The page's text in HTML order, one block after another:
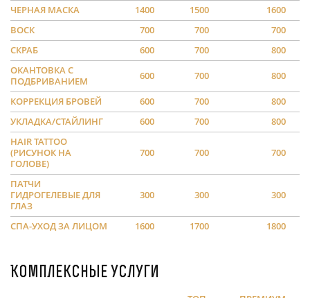
ЧЕРНАЯ МАСКА 1400 1500
1600
ВОСК
700 700
700
СКРАБ
600 700
800
ОКАНТОВКА С
ПОДБРИВАНИЕМ
600 700 800
КОРРЕКЦИЯ БРОВЕЙ 600 700
800
УКЛАДКА/СТАЙЛИНГ
600 700
800
HAIR TATTOO
(РИСУНОК НА
ГОЛОВЕ)
700 700 700
ПАТЧИ
ГИДРОГЕЛЕВЫЕ ДЛЯ
ГЛАЗ
300 300 300
СПА-УХОД ЗА ЛИЦОМ 1600 1700 1800
Комплексные услуги